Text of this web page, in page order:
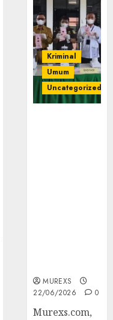
Kriminal
Umum
Uncategorized
MUREXS
22/06/2026
0
‎Murexs.com,